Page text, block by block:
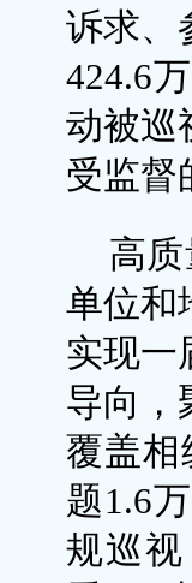
诉求、
424.6
动被巡
受监督
高
单位和
实现一
导向，
覆盖相
题1.6
规巡